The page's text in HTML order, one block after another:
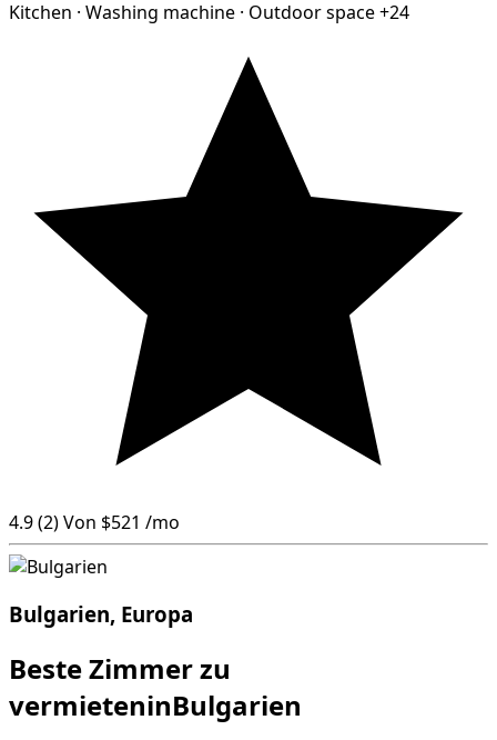
Kitchen · Washing machine · Outdoor space+24
4.9(2)Von $521 /mo
Bulgarien, Europa
Beste Zimmer zu
vermieteninBulgarien